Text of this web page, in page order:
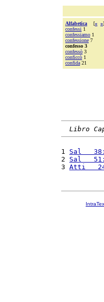
Alfabetica [« »]
confessi 1
confessiamo 1
confessione 7
confesso 3
confessò 3
conficcò 1
confida 21
Libro
1 Sal
2 Sal
3 Atti